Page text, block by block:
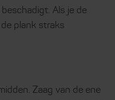
Als je de
plank straks
Zaag van de ene